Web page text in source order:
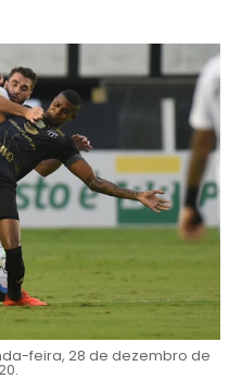
feira, 28 de dezembro de